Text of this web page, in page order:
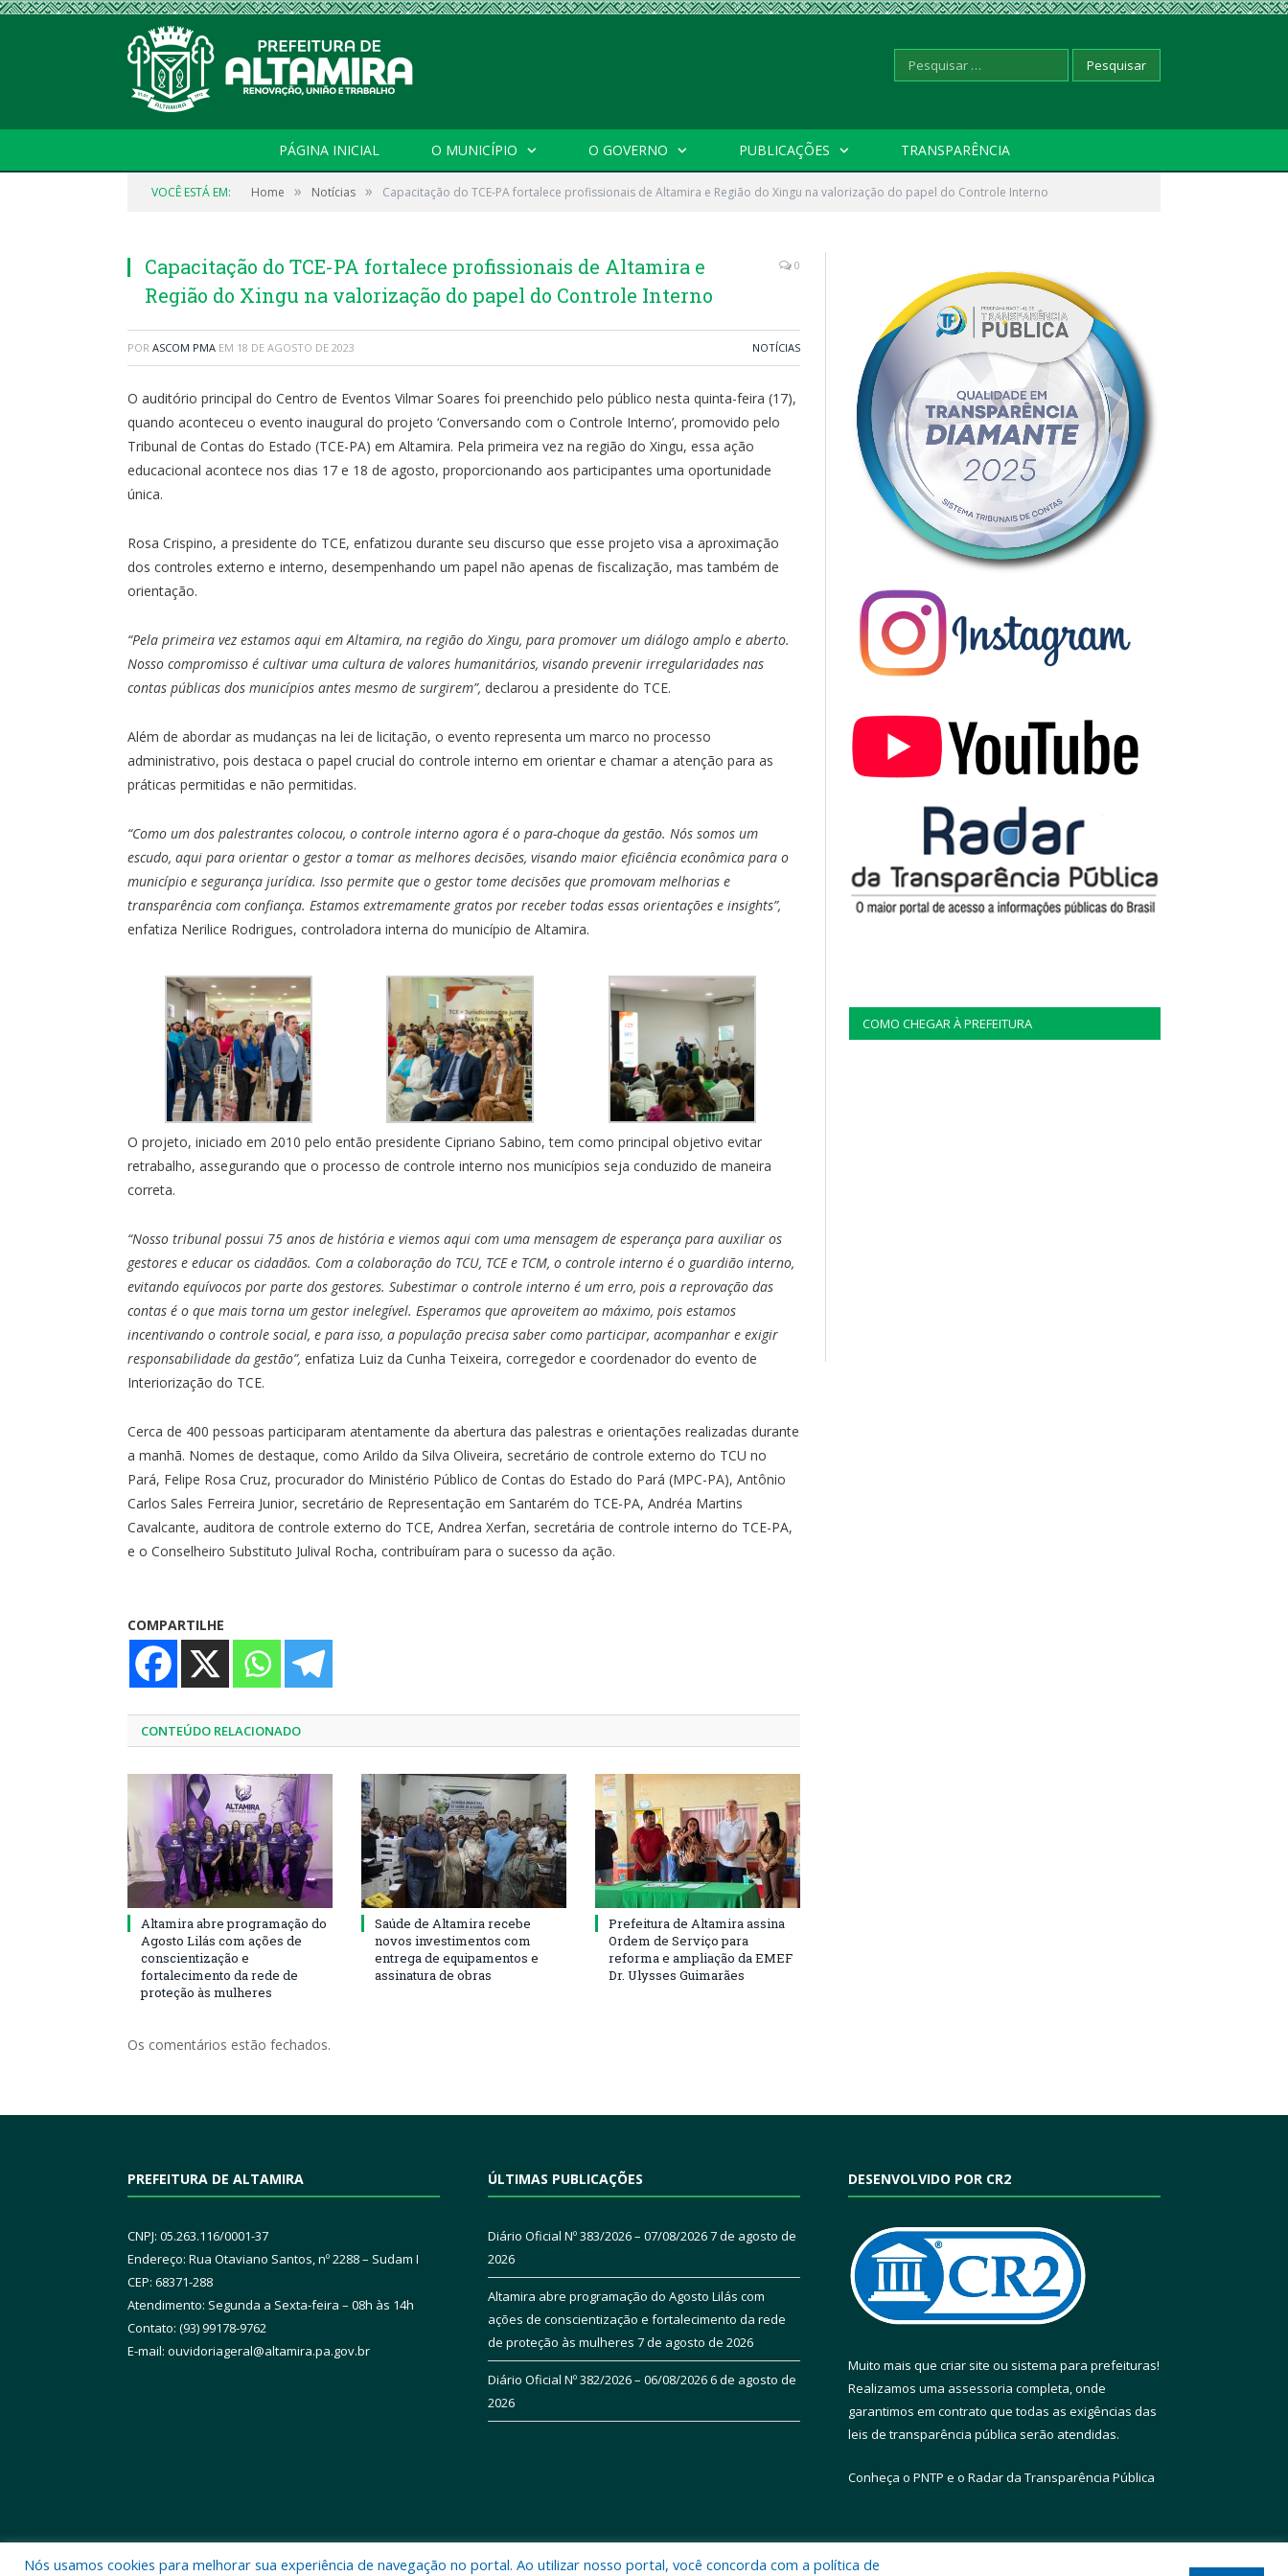
Pesquisar
por:
PÁGINA INICIAL O MUNICÍPIO O GOVERNO PUBLICAÇÕES TRANSPARÊNCIA
VOCÊ ESTÁ EM: Home » Notícias » Capacitação do TCE-PA fortalece profissionais de Altamira e Região do Xingu na valorização do papel do Controle Interno
Capacitação do TCE-PA fortalece profissionais de Altamira e
Região do Xingu na valorização do papel do Controle Interno
0
POR ASCOM PMA EM 18 DE AGOSTO DE 2023 NOTÍCIAS
O auditório principal do Centro de Eventos Vilmar Soares foi preenchido pelo público nesta quinta-feira (17),
quando aconteceu o evento inaugural do projeto ‘Conversando com o Controle Interno’, promovido pelo
Tribunal de Contas do Estado (TCE-PA) em Altamira. Pela primeira vez na região do Xingu, essa ação
educacional acontece nos dias 17 e 18 de agosto, proporcionando aos participantes uma oportunidade
única.
Rosa Crispino, a presidente do TCE, enfatizou durante seu discurso que esse projeto visa a aproximação
dos controles externo e interno, desempenhando um papel não apenas de fiscalização, mas também de
orientação.
“Pela primeira vez estamos aqui em Altamira, na região do Xingu, para promover um diálogo amplo e aberto.
Nosso compromisso é cultivar uma cultura de valores humanitários, visando prevenir irregularidades nas
contas públicas dos municípios antes mesmo de surgirem”, declarou a presidente do TCE.
Além de abordar as mudanças na lei de licitação, o evento representa um marco no processo
administrativo, pois destaca o papel crucial do controle interno em orientar e chamar a atenção para as
práticas permitidas e não permitidas.
“Como um dos palestrantes colocou, o controle interno agora é o para-choque da gestão. Nós somos um
escudo, aqui para orientar o gestor a tomar as melhores decisões, visando maior eficiência econômica para o
município e segurança jurídica. Isso permite que o gestor tome decisões que promovam melhorias e
transparência com confiança. Estamos extremamente gratos por receber todas essas orientações e insights”,
enfatiza Nerilice Rodrigues, controladora interna do município de Altamira.
O projeto, iniciado em 2010 pelo então presidente Cipriano Sabino, tem como principal objetivo evitar
retrabalho, assegurando que o processo de controle interno nos municípios seja conduzido de maneira
correta.
“Nosso tribunal possui 75 anos de história e viemos aqui com uma mensagem de esperança para auxiliar os
gestores e educar os cidadãos. Com a colaboração do TCU, TCE e TCM, o controle interno é o guardião interno,
evitando equívocos por parte dos gestores. Subestimar o controle interno é um erro, pois a reprovação das
contas é o que mais torna um gestor inelegível. Esperamos que aproveitem ao máximo, pois estamos
incentivando o controle social, e para isso, a população precisa saber como participar, acompanhar e exigir
responsabilidade da gestão”, enfatiza Luiz da Cunha Teixeira, corregedor e coordenador do evento de
Interiorização do TCE.
Cerca de 400 pessoas participaram atentamente da abertura das palestras e orientações realizadas durante
a manhã. Nomes de destaque, como Arildo da Silva Oliveira, secretário de controle externo do TCU no
Pará, Felipe Rosa Cruz, procurador do Ministério Público de Contas do Estado do Pará (MPC-PA), Antônio
Carlos Sales Ferreira Junior, secretário de Representação em Santarém do TCE-PA, Andréa Martins
Cavalcante, auditora de controle externo do TCE, Andrea Xerfan, secretária de controle interno do TCE-PA,
e o Conselheiro Substituto Julival Rocha, contribuíram para o sucesso da ação.
COMPARTILHE
CONTEÚDO RELACIONADO
Altamira abre programação do
Agosto Lilás com ações de
conscientização e
fortalecimento da rede de
proteção às mulheres
Saúde de Altamira recebe
novos investimentos com
entrega de equipamentos e
assinatura de obras
Prefeitura de Altamira assina
Ordem de Serviço para
reforma e ampliação da EMEF
Dr. Ulysses Guimarães
Os comentários estão fechados.
COMO CHEGAR À PREFEITURA
PREFEITURA DE ALTAMIRA
CNPJ: 05.263.116/0001-37
Endereço: Rua Otaviano Santos, nº 2288 – Sudam I
CEP: 68371-288
Atendimento: Segunda a Sexta-feira – 08h às 14h
Contato: (93) 99178-9762
E-mail: ouvidoriageral@altamira.pa.gov.br
ÚLTIMAS PUBLICAÇÕES
Diário Oficial Nº 383/2026 – 07/08/20267 de agosto de
2026
Altamira abre programação do Agosto Lilás com
ações de conscientização e fortalecimento da rede
de proteção às mulheres 7 de agosto de 2026
Diário Oficial Nº 382/2026 – 06/08/20266 de agosto de
2026
DESENVOLVIDO POR CR2
Muito mais que criar site ou sistema para prefeituras!
Realizamos uma assessoria completa, onde
garantimos em contrato que todas as exigências das
leis de transparência pública serão atendidas.
Conheça o PNTP e o Radar da Transparência Pública
Nós usamos cookies para melhorar sua experiência de navegação no portal. Ao utilizar nosso portal, você concorda com a política de